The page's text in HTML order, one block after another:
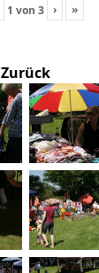
1 von 3 › »
Zurück